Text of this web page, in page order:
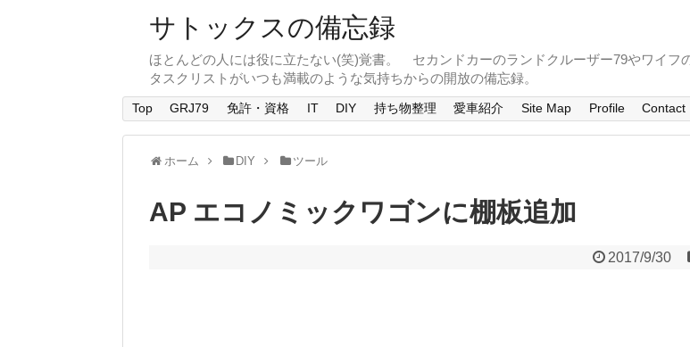
サトックスの備忘録
ほとんどの人には役に立たない(笑)覚書。 セカンドカーのランドクルーザー79やワイフ
タスクリストがいつも満載のような気持ちからの開放の備忘録。
Top GRJ79 免許・資格 IT DIY 持ち物整理 愛車紹介 Site Map Profile Contact
ホーム DIY ツール
AP エコノミックワゴンに棚板追加
2017/9/30